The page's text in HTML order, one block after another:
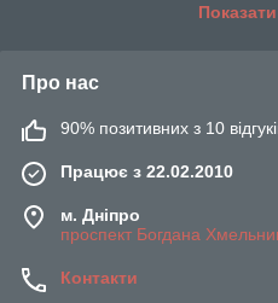
Про нас
90% позитивних з 10
Працює з 22.02.2010
м. Дніпро
проспект Богдана
Контакти